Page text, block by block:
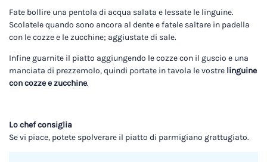
Fate bollire una pentola di acqua salata e lessate le linguine.
Scolatele quando sono ancora al dente e fatele saltare in padella
con le cozze e le zucchine; aggiustate di sale.
Infine guarnite il piatto aggiungendo le cozze con il guscio e una
manciata di prezzemolo, quindi portate in tavola le vostre linguine
con cozze e zucchine.
Lo chef consiglia
Se vi piace, potete spolverare il piatto di parmigiano grattugiato.